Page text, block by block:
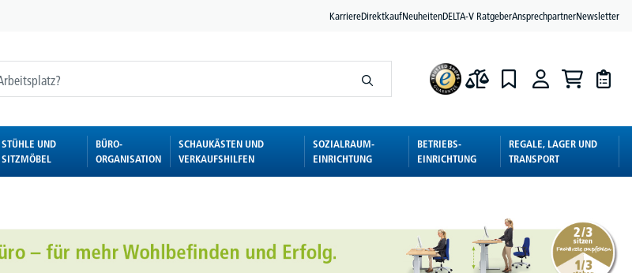
KarriereDirektkaufNeuheitenDELTA-V RatgeberAnsprechpartnerNewsletter
STÜHLE UND
SITZMÖBEL
BÜRO-
ORGANISATION
SCHAUKÄSTEN UND
VERKAUFSHILFEN
SOZIALRAUM-
EINRICHTUNG
BETRIEBS-
EINRICHTUNG
REGALE, LAGER UND
TRANSPORT